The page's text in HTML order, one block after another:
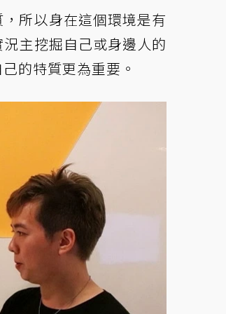
所以身在這個環境是有
主挖掘自己或身邊人的
的特質更為重要。